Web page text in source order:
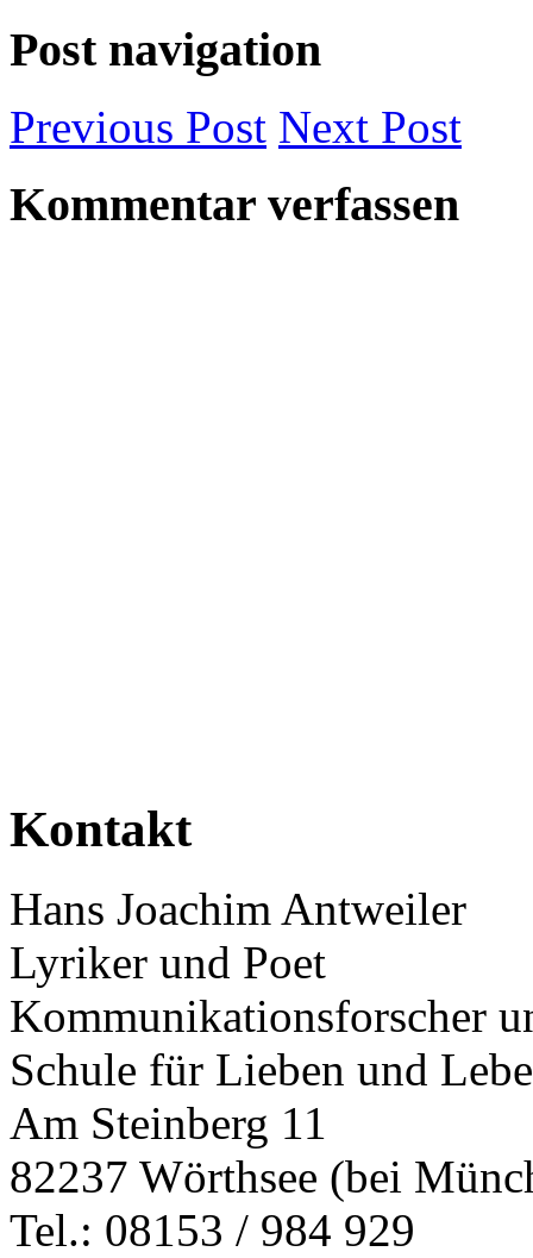
Post navigation
Previous Post Next Post
Kommentar verfassen
Kontakt
Hans Joachim Antweiler
Lyriker und Poet
Kommunikationsforscher
Schule für Lieben und
Am Steinberg 11
82237 Wörthsee (bei
Tel.: 08153 / 984 929